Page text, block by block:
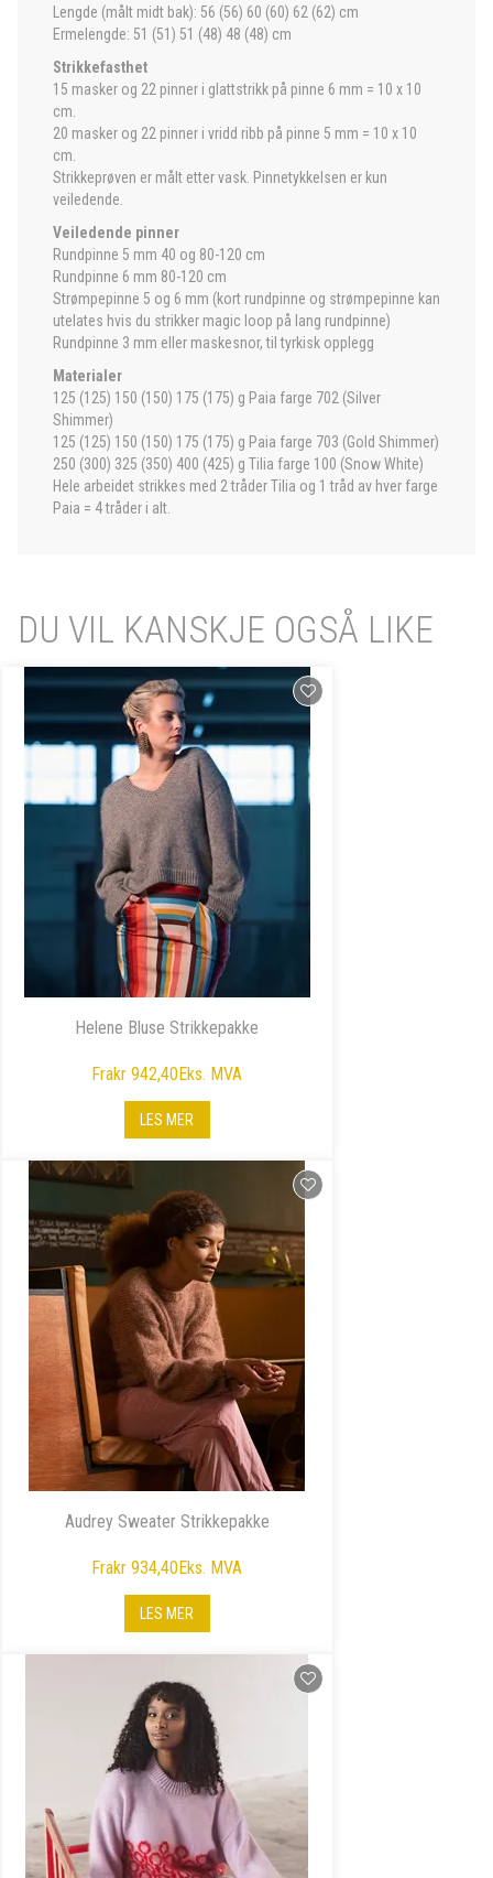
Lengde (målt midt bak): 56 (56) 60 (60) 62 (62) cm
Ermelengde: 51 (51) 51 (48) 48 (48) cm
Strikkefasthet
15 masker og 22 pinner i glattstrikk på pinne 6 mm = 10 x 10
cm.
20 masker og 22 pinner i vridd ribb på pinne 5 mm = 10 x 10
cm.
Strikkeprøven er målt etter vask. Pinnetykkelsen er kun
veiledende.
Veiledende pinner
Rundpinne 5 mm 40 og 80-120 cm
Rundpinne 6 mm 80-120 cm
Strømpepinne 5 og 6 mm (kort rundpinne og strømpepinne kan
utelates hvis du strikker magic loop på lang rundpinne)
Rundpinne 3 mm eller maskesnor, til tyrkisk opplegg
Materialer
125 (125) 150 (150) 175 (175) g Paia farge 702 (Silver
Shimmer)
125 (125) 150 (150) 175 (175) g Paia farge 703 (Gold Shimmer)
250 (300) 325 (350) 400 (425) g Tilia farge 100 (Snow White)
Hele arbeidet strikkes med 2 tråder Tilia og 1 tråd av hver farge
Paia = 4 tråder i alt.
DU VIL KANSKJE OGSÅ LIKE
Helene Bluse Strikkepakke
Frakr 942,40Eks. MVA
LES MER
Audrey Sweater Strikkepakke
Frakr 934,40Eks. MVA
LES MER